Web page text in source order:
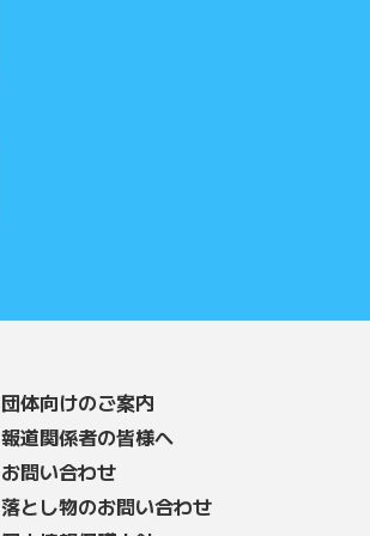
団体向けのご案内
報道関係者の皆様へ
お問い合わせ
落とし物のお問い合わせ